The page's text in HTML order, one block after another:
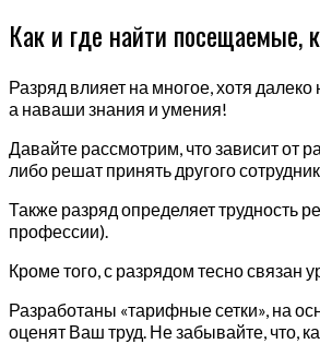
Как и где найти посещаемые,
Разряд влияет на многое, хотя
а наваши знания и умения!
Давайте рассмотрим, что зависит от
либо решат принять другого
Также разряд определяет трудность
профессии).
Кроме того, с разрядом тесно связан
Разработаны «тарифные сетки», на
оценят Ваш труд. Не забывайте, что,